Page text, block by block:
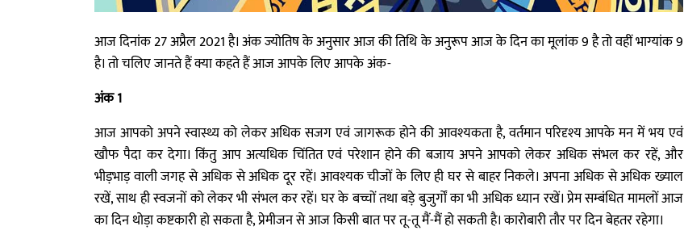
आज दिनांक 27 अप्रैल 2021 है। अंक ज्योतिष के अनुसार आज की तिथि के अनुरूप आज के दिन का मूलांक 9 है तो वहीं भाग्यांक 9
है। तो चलिए जानते हैं क्या कहते हैं आज आपके लिए आपके अंक-
अंक 1
आज आपको अपने स्वास्थ्य को लेकर अधिक सजग एवं जागरूक होने की आवश्यकता है, वर्तमान परिदृश्य आपके मन में भय एवं
खौफ पैदा कर देगा। किंतु आप अत्यधिक चिंतित एवं परेशान होने की बजाय अपने आपको लेकर अधिक संभल कर रहें, और
भीड़भाड़ वाली जगह से अधिक से अधिक दूर रहें। आवश्यक चीजों के लिए ही घर से बाहर निकले। अपना अधिक से अधिक ख्याल
रखें, साथ ही स्वजनों को लेकर भी संभल कर रहें। घर के बच्चों तथा बड़े बुजुर्गों का भी अधिक ध्यान रखें। प्रेम सम्बंधित मामलों आज
का दिन थोड़ा कष्टकारी हो सकता है, प्रेमीजन से आज किसी बात पर तू-तू मैं-मैं हो सकती है। कारोबारी तौर पर दिन बेहतर रहेगा।